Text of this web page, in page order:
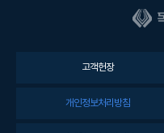
고객헌장
개인정보처리방침